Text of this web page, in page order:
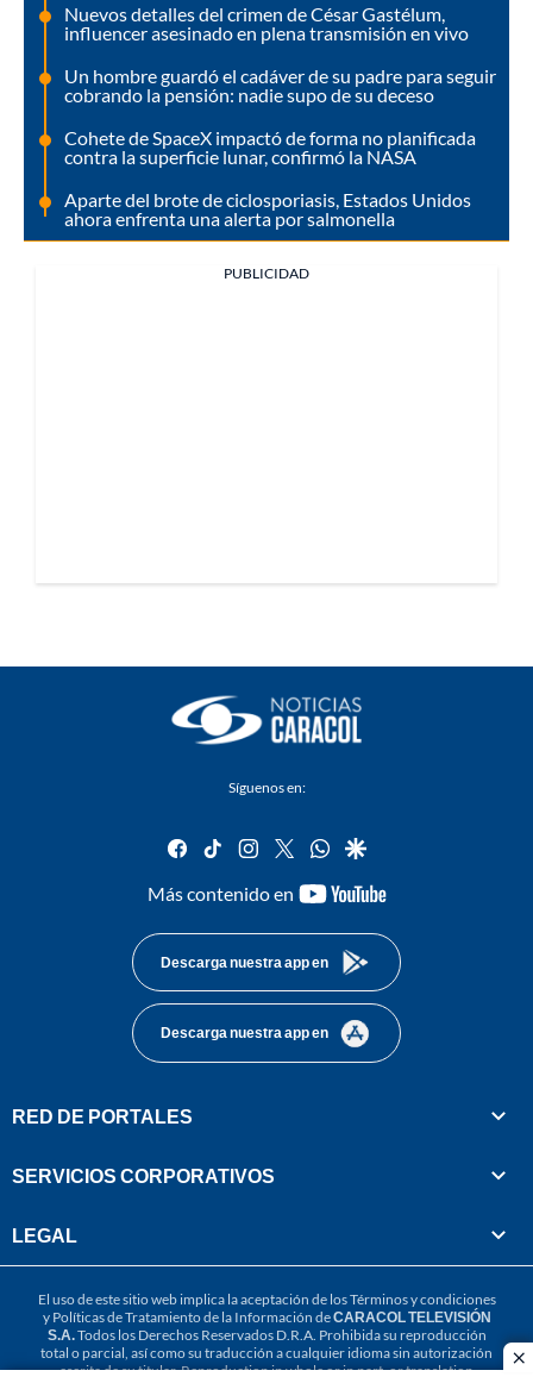
Nuevos detalles del crimen de César Gastélum,
influencer asesinado en plena transmisión en vivo
Un hombre guardó el cadáver de su padre para seguir
cobrando la pensión: nadie supo de su deceso
Cohete de SpaceX impactó de forma no planificada
contra la superficie lunar, confirmó la NASA
Aparte del brote de ciclosporiasis, Estados Unidos
ahora enfrenta una alerta por salmonella
PUBLICIDAD
Síguenos en:
facebook
tiktok instagram
twitterwhatsapp
google
Más contenido en
youtube-
Descarga nuestra app en
Descarga nuestra app en
RED DE PORTALES
SERVICIOS CORPORATIVOS
LEGAL
El uso de este sitio web implica la aceptación de losTérminos y condiciones
y Políticas de Tratamiento de la Información deCARACOL TELEVISIÓN
S.A.Todos los Derechos Reservados D.R.A. Prohibida su reproducción
total o parcial, así como su traducción a cualquier idioma sin autorización
escrita de su titular. Reproduction in whole or in part, or translation